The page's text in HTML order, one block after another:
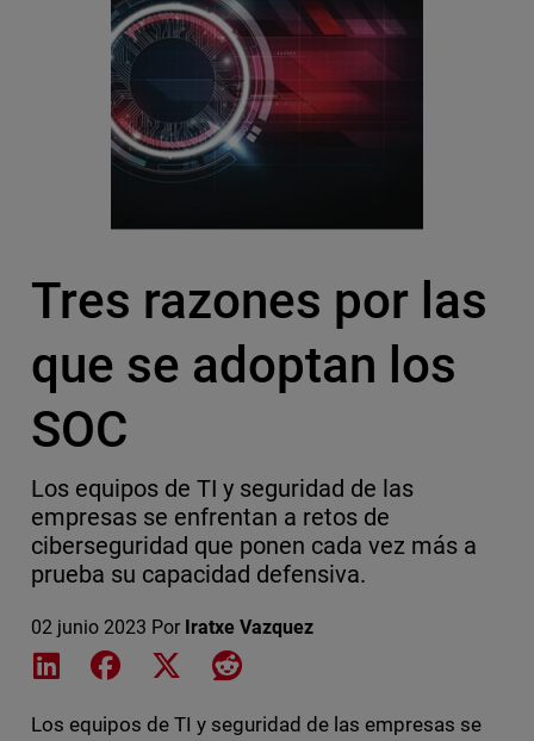
Tres razones por las
que se adoptan los
SOC
Los equipos de TI y seguridad de las
empresas se enfrentan a retos de
ciberseguridad que ponen cada vez más a
prueba su capacidad defensiva.
02 junio 2023 Por Iratxe Vazquez
Share on LinkedIn
Share on Facebook
Share on XShare on Reddit
Los equipos de TI y seguridad de las empresas se